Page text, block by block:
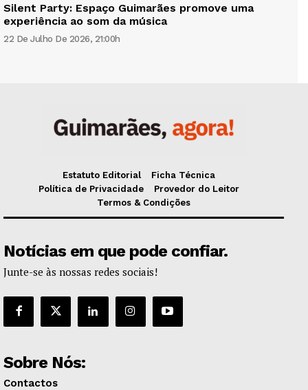
Silent Party: Espaço Guimarães promove uma
experiência ao som da música
22 De Julho De 2026, 21:00h
Estatuto Editorial
Ficha Técnica
Política de Privacidade
Provedor do Leitor
Termos & Condições
Notícias em que pode confiar.
Junte-se às nossas redes sociais!
Sobre Nós:
Contactos